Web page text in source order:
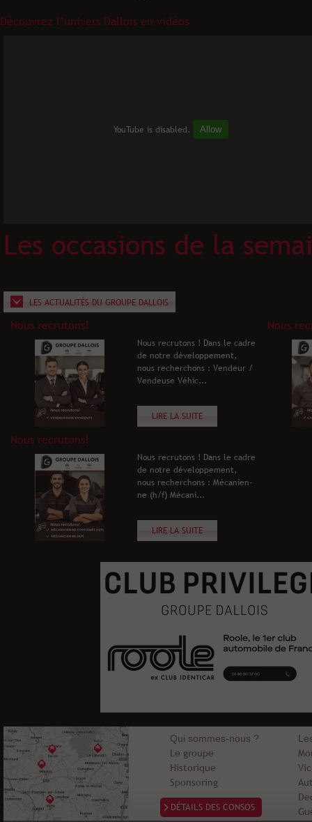
Découvrez l’univers Dallois en vidéos
YouTube is disabled. Allow
Les occasions de la
LES ACTUALITÉS DU GROUPE DALLOIS
Nous recrutons!
Nous recrutons ! Dans le cadre
de notre développement,
nous recherchons : Vendeur /
Vendeuse Véhic...
LIRE LA SUITE
Nous
Nous recrutons!
Nous recrutons ! Dans le cadre
de notre développement,
nous recherchons : Mécanien-
ne (h/f) Mécani...
LIRE LA SUITE
Qui sommes-nous ?
Le groupe
Historique
Sponsoring
DÉTAILS DES CONSOS